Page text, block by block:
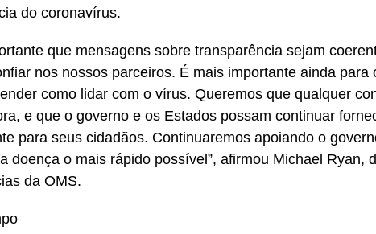
do coronavírus.
que mensagens sobre transparência sejam
nos nossos parceiros. É mais importante ainda para
como lidar com o vírus. Queremos que qualquer
e que o governo e os Estados possam continuar
para seus cidadãos. Continuaremos apoiando o
doença o mais rápido possível”, afirmou Michael Ryan,
da OMS.